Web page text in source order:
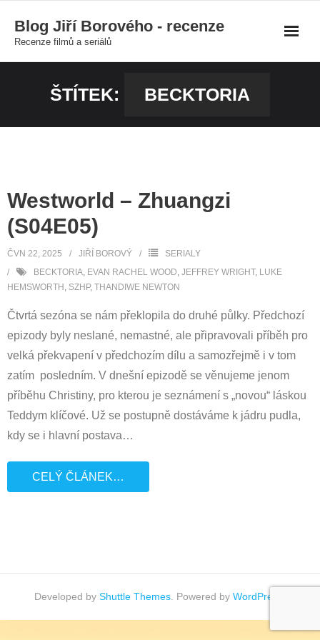
content
Blog Jiří Borového - recenze
Recenze filmů a seriálů
ŠTÍTEK: BECKTORIA
Westworld – Zhuangzi
(S04E05)
ČVN 22, 2025 JIŘÍ BOROVÝ
SERIALY
BECKTORIA, EVAN RACHEL WOOD, JEFFREY WRIGHT, LUKE
HEMSWORTH , SZHP, THANDIWE NEWTON
Čtvrtá sezóna se nám překlopila do druhé půlky. Předchozí
epizody byly neslané, nemastné, ale připravovali příběh pro
velká překvapení v předchozím dílu a samozřejmě i v tom
zatím posledním. V dnešní epizodě se věnujeme jenom
příběhu Christiny, pro kterou je seznámení s „novou“ láskou
Teddym klíčové. Už se postupně dostáváme k jádru pudla,
kdy se i hlavní postava…
CELÝ ČLÁNEK…
Developed by Shuttle Themes . Powered by WordPress